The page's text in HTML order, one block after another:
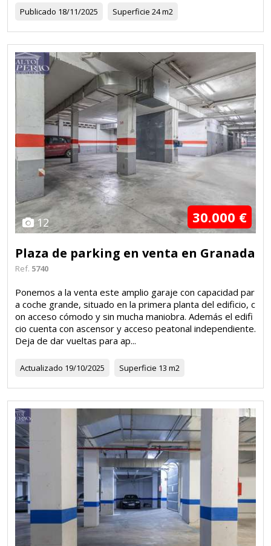
Publicado 18/11/2025 Superficie 24 m2
12 30.000 €
Plaza de parking en venta en Granada
Ref. 5740
Ponemos a la venta este amplio garaje con capacidad par
a coche grande, situado en la primera planta del edificio, c
on acceso cómodo y sin mucha maniobra. Además el edifi
cio cuenta con ascensor y acceso peatonal independiente.
Deja de dar vueltas para ap...
Actualizado 19/10/2025 Superficie 13 m2